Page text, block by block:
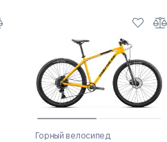
Горный велосипед